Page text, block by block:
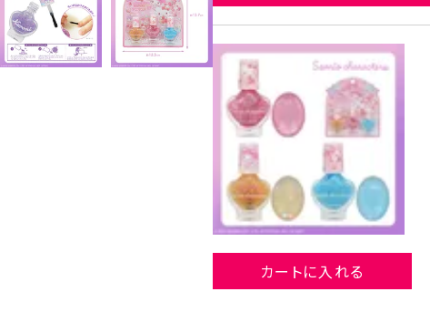
カートに入れる